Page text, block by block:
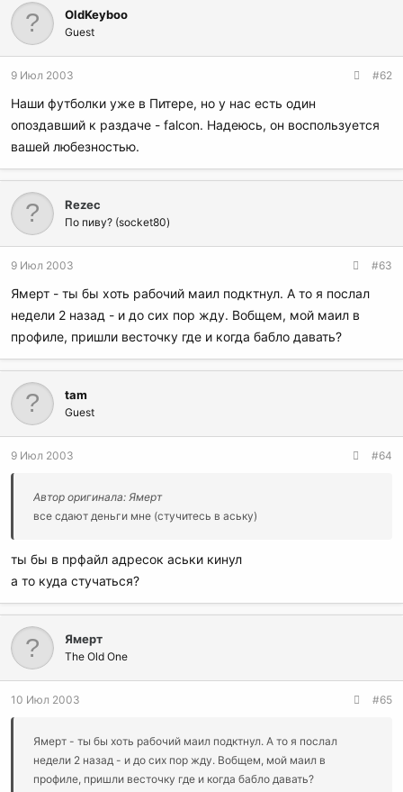
OldKeyboo
Guest
9 Июл 2003 #62
Наши футболки уже в Питере, но у нас есть один
опоздавший к раздаче - falcon. Надеюсь, он воспользуется
вашей любезностью.
Rezec
По пиву? (socket80)
9 Июл 2003 #63
Ямерт - ты бы хоть рабочий маил подктнул. А то я послал
недели 2 назад - и до сих пор жду. Вобщем, мой маил в
профиле, пришли весточку где и когда бабло давать?
tam
Guest
9 Июл 2003 #64
Автор оригинала: Ямерт
все сдают деньги мне (стучитесь в аську)
ты бы в прфайл адресок аськи кинул
а то куда стучаться?
Ямерт
The Old One
10 Июл 2003 #65
Ямерт - ты бы хоть рабочий маил подктнул. А то я послал
недели 2 назад - и до сих пор жду. Вобщем, мой маил в
профиле, пришли весточку где и когда бабло давать?